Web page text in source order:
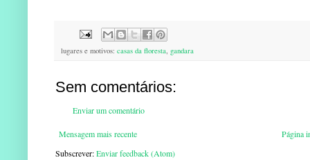
lugares e motivos: casas da floresta, gandara
Sem comentários:
Enviar um comentário
Mensagem mais recente
Página
Subscrever:Enviar feedback (Atom)